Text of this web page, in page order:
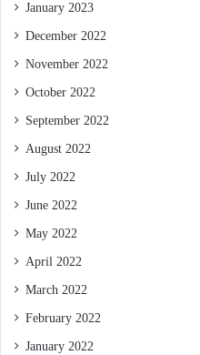
January 2023
December 2022
November 2022
October 2022
September 2022
August 2022
July 2022
June 2022
May 2022
April 2022
March 2022
February 2022
January 2022